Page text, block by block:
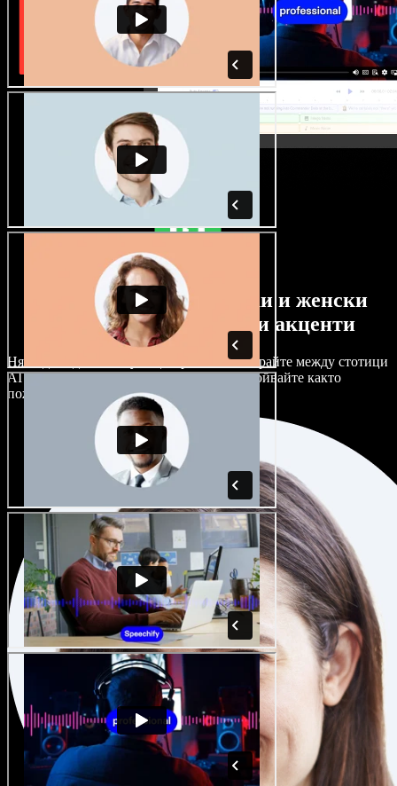
Огромен избор от мъжки и женски
гласове с най-различни акценти
Няма два еднакво звучащи проекта. Избирайте между стотици
AI гласови актьори и акценти и ги настройвайте както
пожелаете.